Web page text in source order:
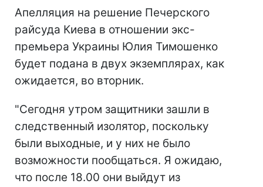
Апелляция на решение Печерского
райсуда Киева в отношении экс-
премьера Украины Юлия Тимошенко
будет подана в двух экземплярах, как
ожидается, во вторник.
"Сегодня утром защитники зашли в
следственный изолятор, поскольку
были выходные, и у них не было
возможности пообщаться. Я ожидаю,
что после 18.00 они выйдут из